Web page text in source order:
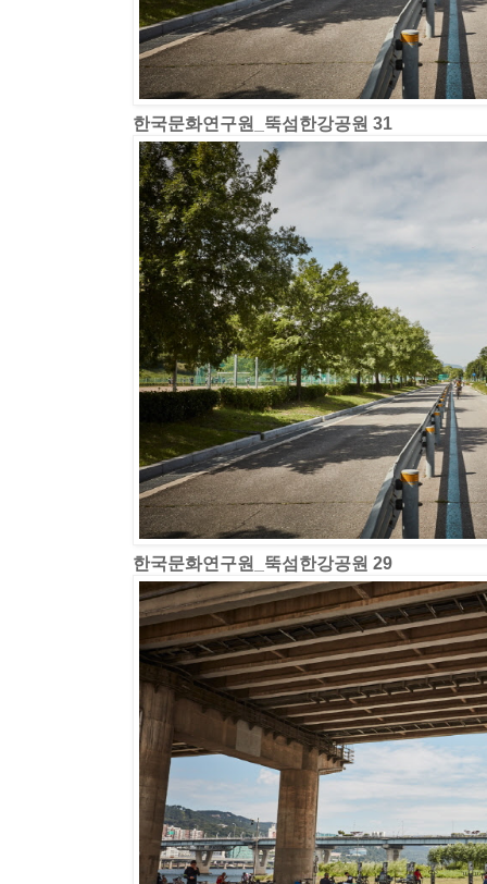
한국문화연구원_뚝섬한강공원 31
한국문화연구원_뚝섬한강공원 29